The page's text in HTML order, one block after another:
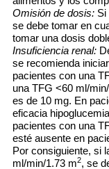
Omisión de dosis: Si
se debe tomar en
tomar una dosis
Insuficiencia renal:
se recomienda
pacientes con una
una TFG <60 ml/
es de 10 mg. En
eficacia
pacientes con una
esté ausente en
Por consiguiente, si
ml/min/1.73 m2, se